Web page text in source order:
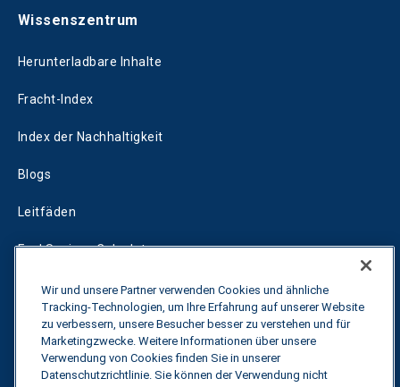
Wissenszentrum
Herunterladbare Inhalte
Fracht-Index
Index der Nachhaltigkeit
Blogs
Leitfäden
Fuel Savings Calculator
Rechner für die Transportoptimierung
Tarif-Tracker
Kontakt
Wir und unsere Partner verwenden Cookies und ähnliche
Tracking-Technologien, um Ihre Erfahrung auf unserer Website
zu verbessern, unsere Besucher besser zu verstehen und für
Marketingzwecke. Weitere Informationen über unsere
Verwendung von Cookies finden Sie in unserer
Datenschutzrichtlinie. Sie können der Verwendung nicht